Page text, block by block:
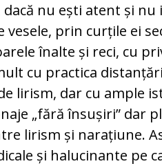
dacă nu ești atent și
prin curțile ei
înalte și reci, cu
cu practica
lirism, dar cu ample
„fără însușiri” dar
lirism și narațiune.
și halucinante pe